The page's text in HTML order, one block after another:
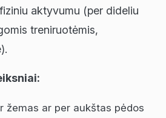
aktyvumu (per dideliu
treniruotėmis,
žemas ar per aukštas pėdos